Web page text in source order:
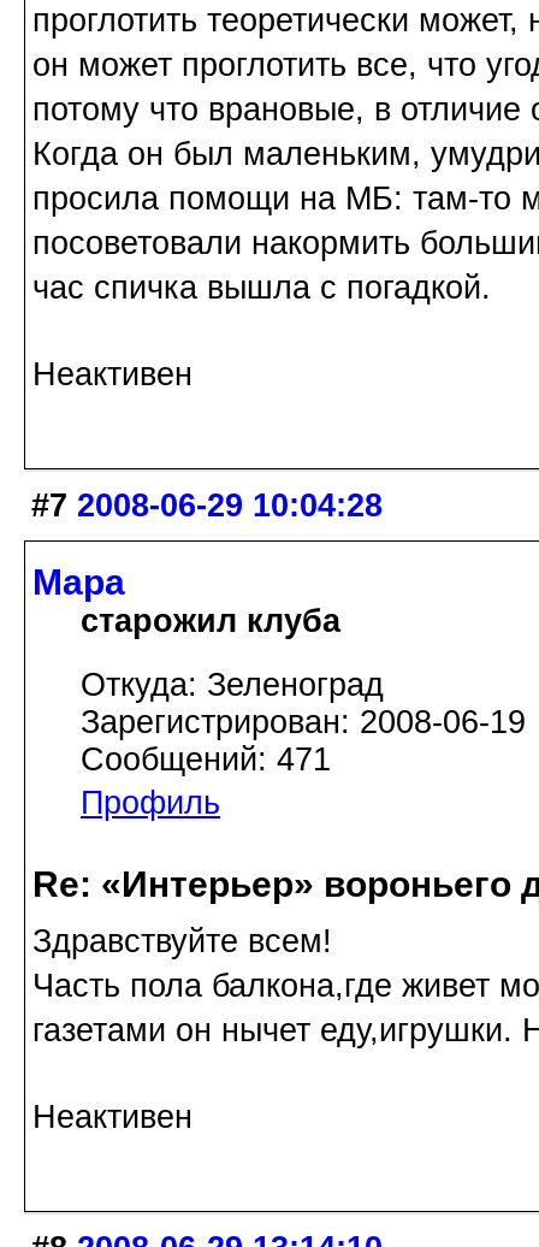
проглотить теоретически
он может проглотить все, что
потому что врановые, в отличие
Когда он был маленьким,
просила помощи на МБ: там-то
посоветовали накормить
час спичка вышла с погадкой.
Неактивен
#7 2008-06-29 10:04:28
Мара
старожил клуба
Откуда: Зеленоград
Зарегистрирован: 2008-06-19
Сообщений: 471
Профиль
Re: «Интерьер» вороньего
Здравствуйте всем!
Часть пола балкона,где живет
газетами он нычет
Неактивен